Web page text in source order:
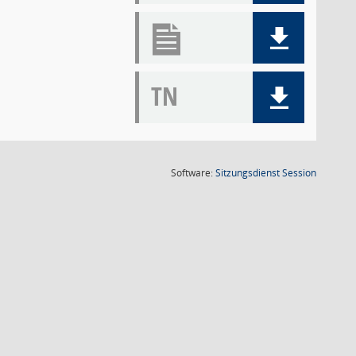
TN
Software:SitzungsdienstSession(Wird in